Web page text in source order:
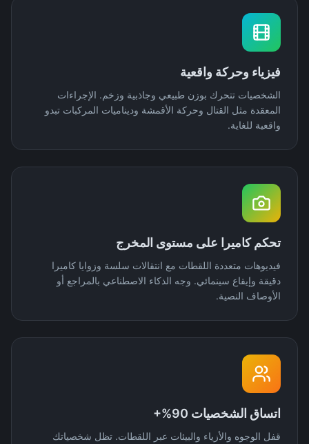
فيزياء وحركة واقعية
الشخصيات تتحرك بوزن طبيعي وجاذبية وزخم. الإجراءات
المعقدة مثل القتال وحركة الأقمشة وديناميات المركبات تبدو
واقعية للغاية.
تحكم كاميرا على مستوى المخرج
فيديوهات متعددة اللقطات مع انتقالات سلسة وزوايا كاميرا
دقيقة وإيقاع سينمائي. وجه الذكاء الاصطناعي بالمراجع أو
الأوصاف النصية.
اتساق الشخصيات 90%+
قفل الوجوه والأزياء والبيئات عبر اللقطات. تظل شخصياتك